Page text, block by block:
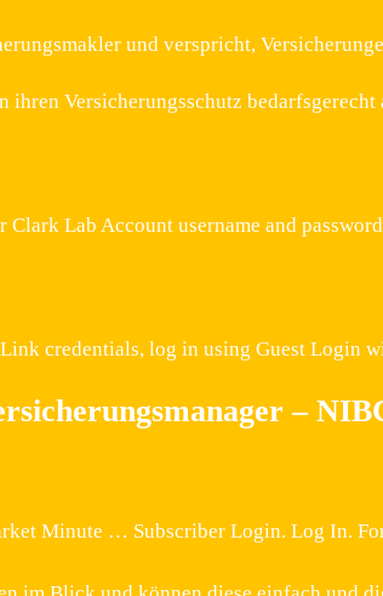
und verspricht,
Versicherungsschutz
Clark Lab Account username and
credentials, log in using Guest
–
Minute … Subscriber Login. Log In.